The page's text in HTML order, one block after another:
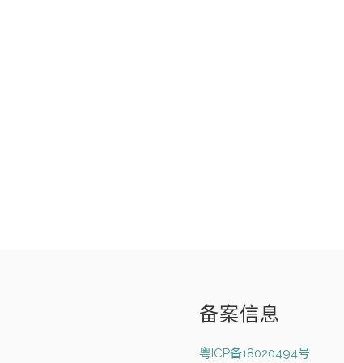
备案信息
粤ICP备18020494号